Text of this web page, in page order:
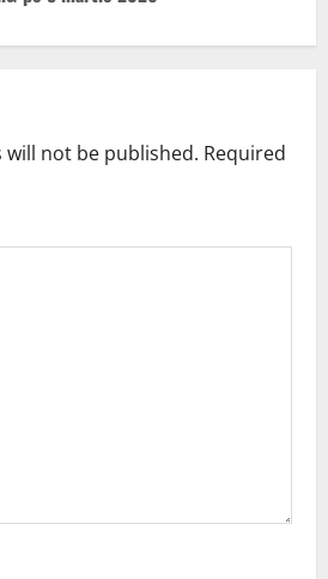
will not be published. Required